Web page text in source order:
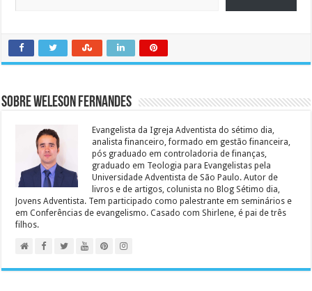
Sobre Weleson Fernandes
Evangelista da Igreja Adventista do sétimo dia,
analista financeiro, formado em gestão financeira,
pós graduado em controladoria de finanças,
graduado em Teologia para Evangelistas pela
Universidade Adventista de São Paulo. Autor de
livros e de artigos, colunista no Blog Sétimo dia,
Jovens Adventista. Tem participado como palestrante em seminários e
em Conferências de evangelismo. Casado com Shirlene, é pai de três
filhos.